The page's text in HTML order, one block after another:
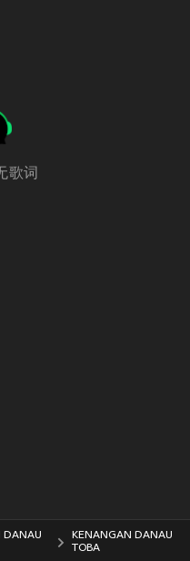
歌词
DANAU
KENANGAN DANAU
TOBA